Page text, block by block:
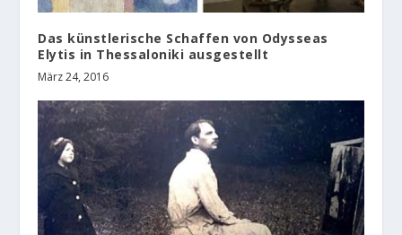
Das künstlerische Schaffen von Odysseas
Elytis in Thessaloniki ausgestellt
März 24, 2016